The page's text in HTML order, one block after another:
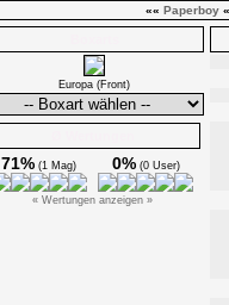
«« Paperboy
Europa (Front)
71% (1 Mag) 0% (0 User)
« Wertungen anzeigen »